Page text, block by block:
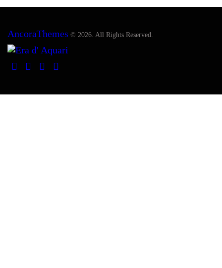
AncoraThemes © 2026. All Rights Reserved.